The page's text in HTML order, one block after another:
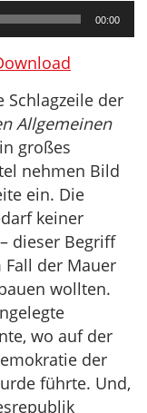
00:00
Schlagzeile der
Allgemeinen
großes
nehmen Bild
ein. Die
keiner
dieser Begriff
der Mauer
wollten.
wo auf der
der
führte. Und,